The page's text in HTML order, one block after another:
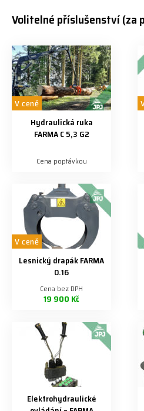
Volitelné příslušenství (za
V ceně
Hydraulická ruka
FARMA C 5,3 G2
Cena poptávkou
V ceně
Lesnický drapák FARMA
0.16
Cena bez DPH
19 900 Kč
Elektrohydraulické